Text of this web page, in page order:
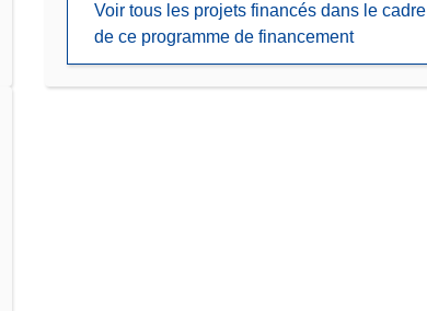
Voir tous les projets financés dans le cadre
de ce programme de financement